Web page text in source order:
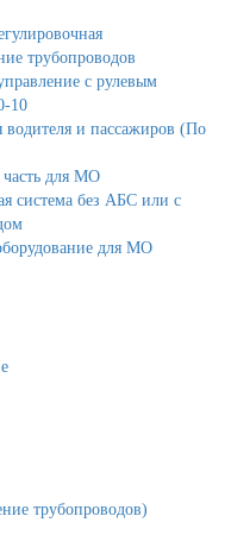
трубопроводов
с рулевым
10
и пассажиров (По
для МО
система без АБС или с
для МО
трубопроводов)